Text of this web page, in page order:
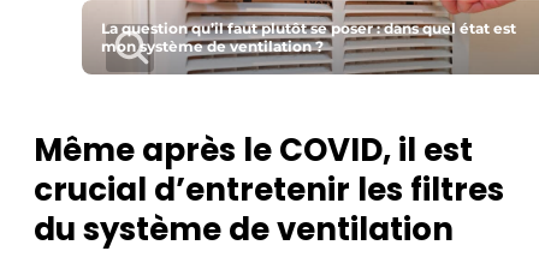
EntreprisesMerci de votre inscription
S’inscrire
Home
Newsletter
Podcasts
Privacy / Cookie statement
Photovoltaïques
Smart homes
La question qu’il faut plutôt se poser : dans quel état est
mon système de ventilation ?
Même après le COVID, il est
crucial d’entretenir les filtres
du système de ventilation